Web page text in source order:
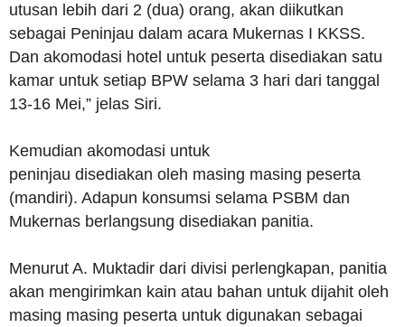
utusan lebih dari 2 (dua) orang, akan diikutkan
sebagai Peninjau dalam acara Mukernas I KKSS.
Dan akomodasi hotel untuk peserta disediakan satu
kamar untuk setiap BPW selama 3 hari dari tanggal
13-16 Mei,” jelas Siri.
Kemudian akomodasi untuk
peninjau disediakan oleh masing masing peserta
(mandiri). Adapun konsumsi selama PSBM dan
Mukernas berlangsung disediakan panitia.
Menurut A. Muktadir dari divisi perlengkapan, panitia
akan mengirimkan kain atau bahan untuk dijahit oleh
masing masing peserta untuk digunakan sebagai